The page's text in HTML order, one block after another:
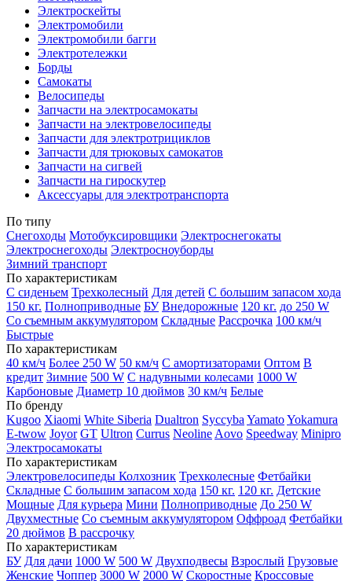
Электроскейты
Электромобили
Электромобили багги
Электротележки
Борды
Самокаты
Велосипеды
Запчасти на электросамокаты
Запчасти на электровелосипеды
Запчасти для электротрициклов
Запчасти для трюковых самокатов
Запчасти на сигвей
Запчасти на гироскутер
Аксессуары для электротранспорта
По типу
Снегоходы Мотобуксировщики Электроснегокаты
Электроснегоходы Электросноуборды
Зимний транспорт
По характеристикам
С сиденьем Трехколесный Для детей С большим запасом хода
150 кг. Полноприводные БУ Внедорожные 120 кг. до 250 W
Со съемным аккумулятором Складные Рассрочка 100 км/ч
Быстрые
По характеристикам
40 км/ч Более 250 W 50 км/ч С амортизаторами Оптом В
кредит Зимние 500 W С надувными колесами 1000 W
Карбоновые Диаметр 10 дюймов 30 км/ч Белые
По бренду
Kugoo Xiaomi White Siberia Dualtron Syccyba YamatoYokamura
E-twow Joyor GT Ultron Currus Neoline Aovo Speedway Minipro
Электросамокаты
По характеристикам
Электровелосипеды Колхозник Трехколесные Фетбайки
Складные С большим запасом хода 150 кг. 120 кг. Детские
Мощные Для курьера Мини Полноприводные До 250 W
Двухместные Со съемным аккумулятором Оффроад Фетбайки
20 дюймов В рассрочку
По характеристикам
БУ Для дачи 1000 W 500 W Двухподвесы Взрослый Грузовые
Женские Чоппер 3000 W 2000 W Скоростные Кроссовые